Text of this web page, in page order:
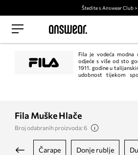
Štedite s Answear Club >
Fila je vodeća
odjeće s više od sto
1911. godine u
udobnost tijekom
Fila Muške Hlače
Broj odabranih proizvoda: 6
čarape donje rublje